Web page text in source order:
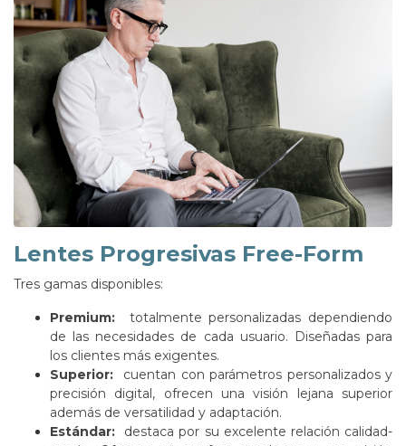
Lentes Progresivas Free-Form
Tres gamas disponibles:
Premium:
totalmente personalizadas dependiendo
de las necesidades de cada usuario. Diseñadas para
los clientes más exigentes.
Superior:
cuentan con parámetros personalizados y
precisión digital, ofrecen una visión lejana superior
además de versatilidad y adaptación.
Estándar:
destaca por su excelente relación calidad-